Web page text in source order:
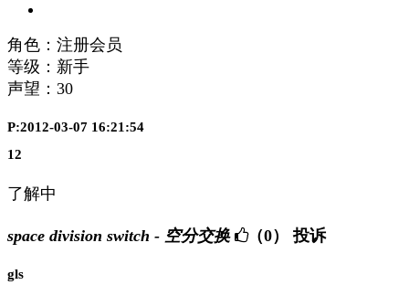
角色：注册会员
等级：新手
声望： 30
P:2012-03-07 16:21:54
12
了解中
space division switch - 空分交换 （0） 投诉
gls